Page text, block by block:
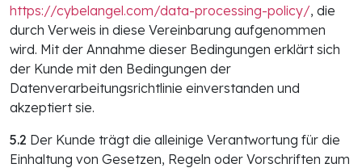
https://cybelangel.com/data-processing-policy/, die
durch Verweis in diese Vereinbarung aufgenommen
wird. Mit der Annahme dieser Bedingungen erklärt sich
der Kunde mit den Bedingungen der
Datenverarbeitungsrichtlinie einverstanden und
akzeptiert sie.
5.2 Der Kunde trägt die alleinige Verantwortung für die
Einhaltung von Gesetzen, Regeln oder Vorschriften zum